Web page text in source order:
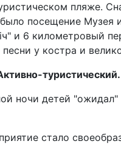
пляже.
посещение Музея
и 6 километровый
у костра и
туристический.
ночи детей
стало